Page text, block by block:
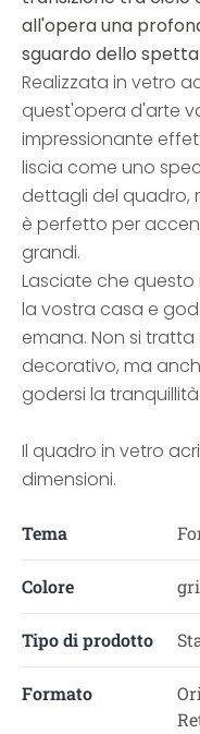
all'opera una
sguardo dello
Realizzata in vetro
quest'opera d'arte
impressionante
liscia come uno
dettagli del quadro,
è perfetto per
grandi.
Lasciate che
la vostra casa e
emana. Non si
decorativo, ma
godersi la
Il quadro in vetro
dimensioni.
Tema
Colore
Tipo di prodotto
Formato